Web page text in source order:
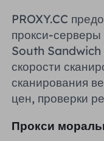
PROXY.CC
прокси-
South Sandwich
скорости
сканирования
цен, проверки
Прокси